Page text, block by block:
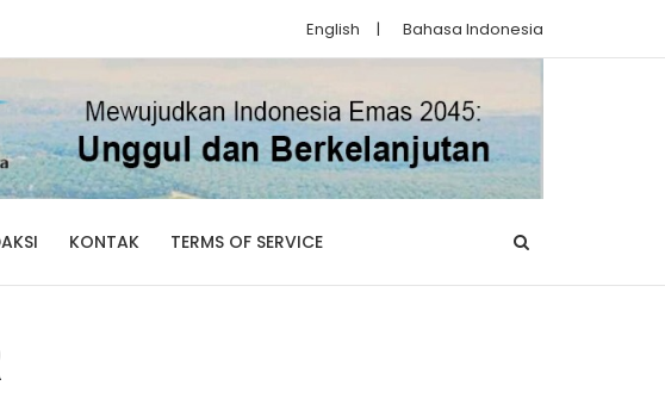
English | Bahasa Indonesia
KONTAK TERMS OF SERVICE